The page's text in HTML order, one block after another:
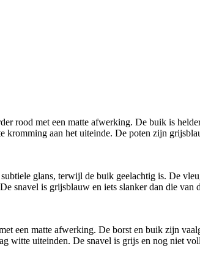
rood met een matte afwerking. De buik is
aan het uiteinde. De poten zijn
glans, terwijl de buik geelachtig is. De
snavel is grijsblauw en iets slanker dan die van
een matte afwerking. De borst en buik zijn
witte uiteinden. De snavel is grijs en nog niet